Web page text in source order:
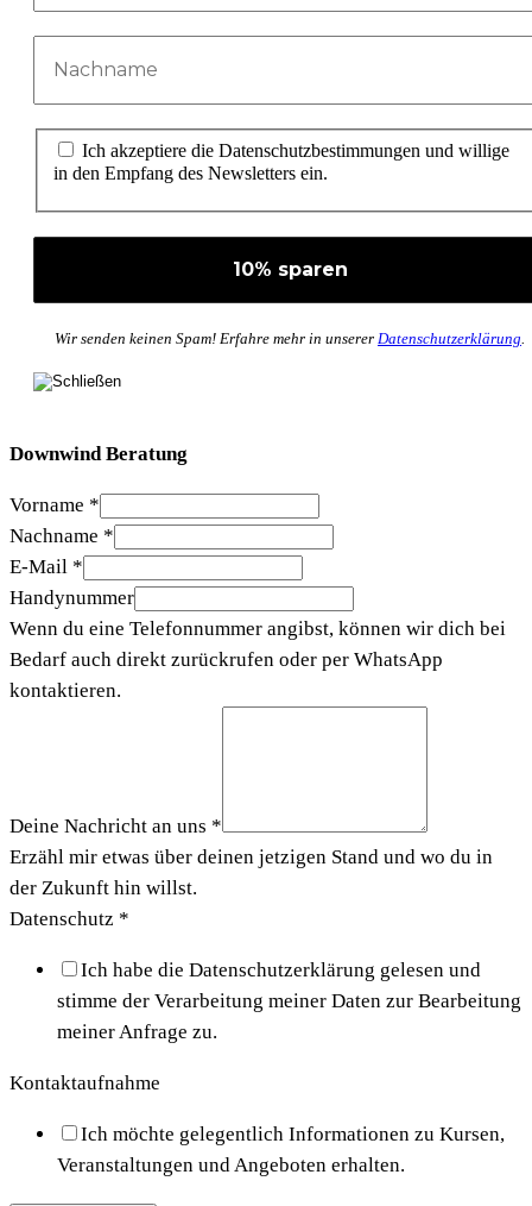
Ich akzeptiere die Datenschutzbestimmungen und willige
in den Empfang des Newsletters ein.
Wir senden keinen Spam! Erfahre mehr in unserer Datenschutzerklärung
Downwind Beratung
Vorname *
Nachname *
E-Mail *
Handynummer
Wenn du eine Telefonnummer angibst, können wir dich bei
Bedarf auch direkt zurückrufen oder per WhatsApp
kontaktieren.
Deine Nachricht an uns *
Erzähl mir etwas über deinen jetzigen Stand und wo du in
der Zukunft hin willst.
Datenschutz *
Ich habe die Datenschutzerklärung gelesen und
stimme der Verarbeitung meiner Daten zur Bearbeitung
meiner Anfrage zu.
Kontaktaufnahme
Ich möchte gelegentlich Informationen zu Kursen,
Veranstaltungen und Angeboten erhalten.